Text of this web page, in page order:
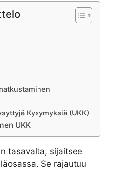
Kysymyksiä (UKK)
UKK
tasavalta, sijaitsee
Se rajautuu